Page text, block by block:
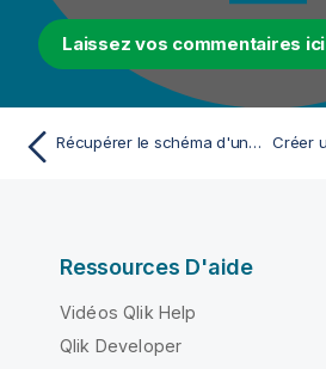
Laissez vos commentaires ici
Récupérer le schéma d'une table HCatalog
Ressources D'aide
Vidéos Qlik Help
Qlik Developer